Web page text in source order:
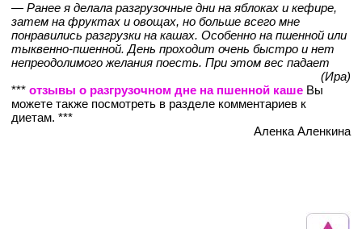
— Ранее я делала разгрузочные дни на яблоках и кефире,
затем на фруктах и овощах, но больше всего мне
понравились разгрузки на кашах. Особенно на пшенной или
тыквенно-пшенной. День проходит очень быстро и нет
непреодолимого желания поесть. При этом вес падает
(Ира)
*** отзывы о разгрузочном дне на пшенной каше Вы
можете также посмотреть в разделе комментариев к
диетам. ***
Аленка Аленкина